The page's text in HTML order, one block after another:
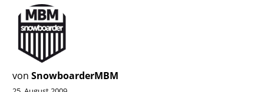
von SnowboarderMBM